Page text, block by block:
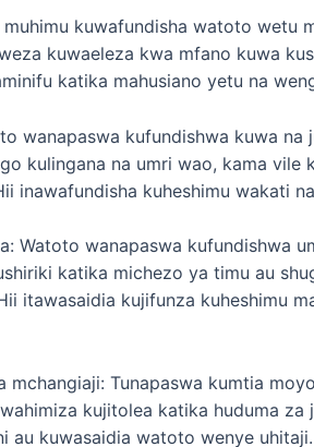
muhimu kuwafundisha watoto wetu
kuwaeleza kwa mfano kuwa
katika mahusiano yetu na
wanapaswa kufundishwa kuwa na
kulingana na umri wao, kama
inawafundisha kuheshimu wakati
Watoto wanapaswa kufundishwa
katika michezo ya timu au
itawasaidia kujifunza kuheshimu
mchangiaji: Tunapaswa kumtia
kujitolea katika huduma
au kuwasaidia watoto wenye